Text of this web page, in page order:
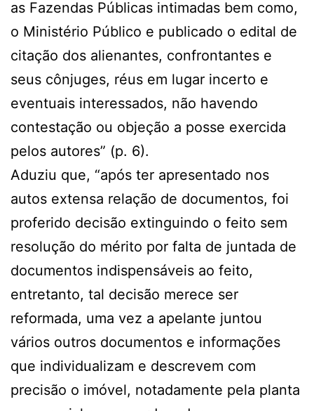
as Fazendas Públicas intimadas bem como,
o Ministério Público e publicado o edital de
citação dos alienantes, confrontantes e
seus cônjuges, réus em lugar incerto e
eventuais interessados, não havendo
contestação ou objeção a posse exercida
pelos autores” (p. 6).
Aduziu que, “após ter apresentado nos
autos extensa relação de documentos, foi
proferido decisão extinguindo o feito sem
resolução do mérito por falta de juntada de
documentos indispensáveis ao feito,
entretanto, tal decisão merece ser
reformada, uma vez a apelante juntou
vários outros documentos e informações
que individualizam e descrevem com
precisão o imóvel, notadamente pela planta